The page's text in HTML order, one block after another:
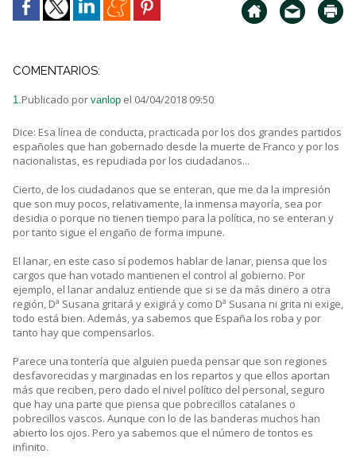
COMENTARIOS:
1.Publicado por vanlop el 04/04/2018 09:50
Dice: Esa línea de conducta, practicada por los dos grandes partidos
españoles que han gobernado desde la muerte de Franco y por los
nacionalistas, es repudiada por los ciudadanos...
Cierto, de los ciudadanos que se enteran, que me da la impresión
que son muy pocos, relativamente, la inmensa mayoría, sea por
desidia o porque no tienen tiempo para la política, no se enteran y
por tanto sigue el engaño de forma impune.
El lanar, en este caso sí podemos hablar de lanar, piensa que los
cargos que han votado mantienen el control al gobierno. Por
ejemplo, el lanar andaluz entiende que si se da más dinero a otra
región, Dª Susana gritará y exigirá y como Dª Susana ni grita ni exige,
todo está bien. Además, ya sabemos que España los roba y por
tanto hay que compensarlos.
Parece una tontería que alguien pueda pensar que son regiones
desfavorecidas y marginadas en los repartos y que ellos aportan
más que reciben, pero dado el nivel político del personal, seguro
que hay una parte que piensa que pobrecillos catalanes o
pobrecillos vascos. Aunque con lo de las banderas muchos han
abierto los ojos. Pero ya sabemos que el número de tontos es
infinito.